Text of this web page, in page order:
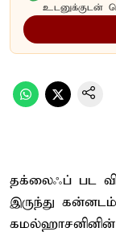
உடனுக்குடன்
தக்லைஃப் பட
இருந்து கன்னடம்
கமல்ஹாசனினின்